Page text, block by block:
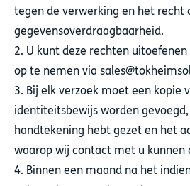
tegen de verwerking en het recht
gegevensoverdraagbaarheid.
2. U kunt deze rechten
op te nemen via
3. Bij elk verzoek moet een kopie
identiteitsbewijs worden
handtekening hebt gezet en het
waarop wij contact met u kunnen
4. Binnen een maand na het